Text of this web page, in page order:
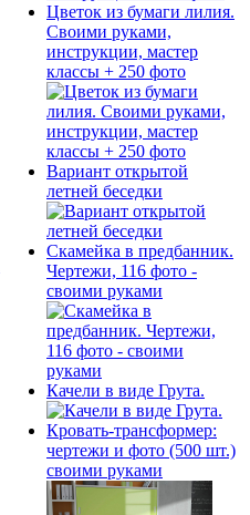
Цветок из бумаги лилия.
Своими руками,
инструкции, мастер
классы + 250 фото
Вариант открытой
летней беседки
Скамейка в предбанник.
Чертежи, 116 фото -
своими руками
Качели в виде Грута.
Кровать-трансформер:
чертежи и фото (500 шт.)
своими руками